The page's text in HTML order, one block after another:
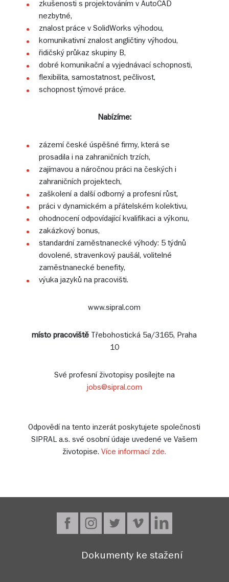
zkušenosti s projektováním v AutoCAD
nezbytné,
znalost práce v SolidWorks výhodou,
komunikativní znalost angličtiny výhodou,
řidičský průkaz skupiny B,
dobré komunikační a vyjednávací schopnosti,
flexibilita, samostatnost, pečlivost,
schopnost týmové práce.
Nabízíme:
zázemí české úspěšné firmy, která se
prosadila i na zahraničních trzích,
zajímavou a náročnou práci na českých i
zahraničních projektech,
zaškolení a další odborný a profesní růst,
práci v dynamickém a přátelském kolektivu,
ohodnocení odpovídající kvalifikaci a výkonu,
zakázkový bonus,
standardní zaměstnanecké výhody: 5 týdnů
dovolené, stravenkový paušál, volitelné
zaměstnanecké benefity,
výuka jazyků na pracovišti.
www.sipral.com
místo pracoviště Třebohostická 5a/3165, Praha
10
Své profesní životopisy posílejte na
jobs@sipral.com
Odpovědí na tento inzerát poskytujete společnosti
SIPRAL a.s. své osobní údaje uvedené ve Vašem
životopise.Více informací zde.
Dokumenty ke stažení